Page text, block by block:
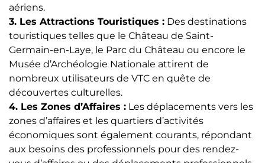
aériens.
3. Les Attractions Touristiques : Des destinations
touristiques telles que le Château de Saint-
Germain-en-Laye, le Parc du Château ou encore le
Musée d’Archéologie Nationale attirent de
nombreux utilisateurs de VTC en quête de
découvertes culturelles.
4. Les Zones d’Affaires : Les déplacements vers les
zones d’affaires et les quartiers d’activités
économiques sont également courants, répondant
aux besoins des professionnels pour des rendez-